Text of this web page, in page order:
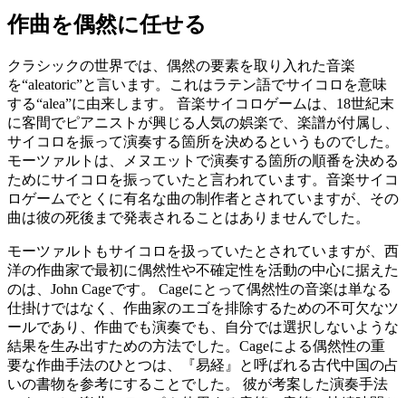
作曲を偶然に任せる
クラシックの世界では、偶然の要素を取り入れた音楽
を“aleatoric”と言います。これはラテン語でサイコロを意味
する“alea”に由来します。 音楽サイコロゲームは、18世紀末
に客間でピアニストが興じる人気の娯楽で、楽譜が付属し、
サイコロを振って演奏する箇所を決めるというものでした。
モーツァルトは、メヌエットで演奏する箇所の順番を決める
ためにサイコロを振っていたと言われています。音楽サイコ
ロゲームでとくに有名な曲の制作者とされていますが、その
曲は彼の死後まで発表されることはありませんでした。
モーツァルトもサイコロを扱っていたとされていますが、西
洋の作曲家で最初に偶然性や不確定性を活動の中心に据えた
のは、John Cageです。 Cageにとって偶然性の音楽は単なる
仕掛けではなく、作曲家のエゴを排除するための不可欠なツ
ールであり、作曲でも演奏でも、自分では選択しないような
結果を生み出すための方法でした。Cageによる偶然性の重
要な作曲手法のひとつは、『易経』と呼ばれる古代中国の占
いの書物を参考にすることでした。 彼が考案した演奏手法